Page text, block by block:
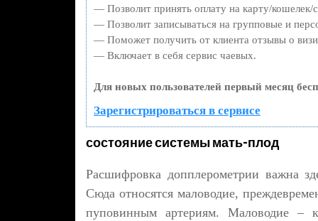
— Позволит принять оплату на карту/кошелек/
— Позволит записываться на групповые и
— Поможет получить от клиента отзывы о
— Включает в себя сервис чаевых.
Для новых пользователей первый месяц
Зарегистрироваться в сервисе
состояние системы мать-плод
Расшифровка допплерометрии важна
Сюда относятся маловодие,
пуповинным артериям. Маловодие –